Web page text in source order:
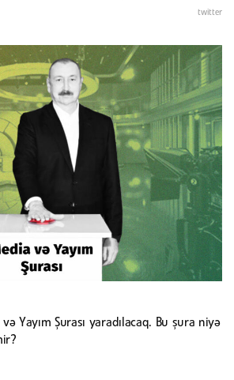
twitter
Yayım Şurası yaradılacaq. Bu şura niyə